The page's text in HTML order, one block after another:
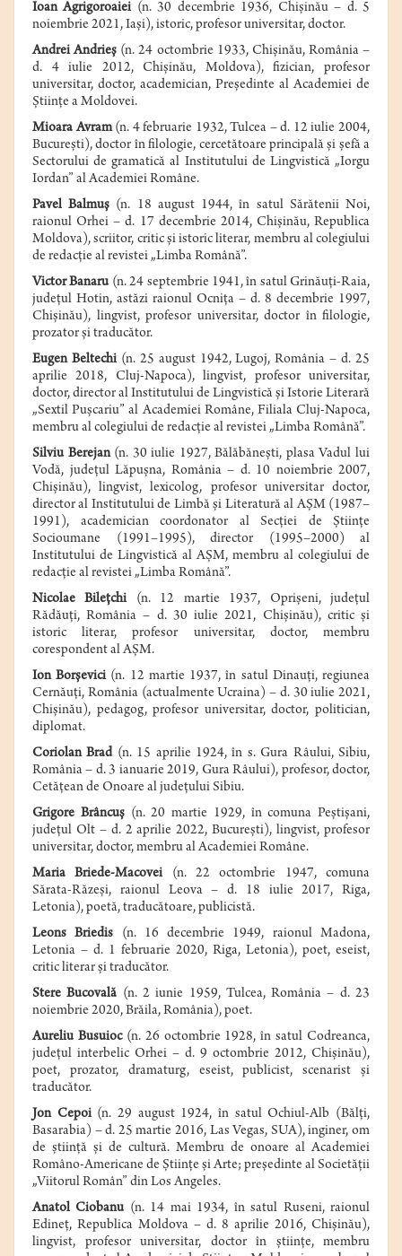
Ioan Agrigoroaiei(n. 30 decembrie 1936, Chişinău – d. 5
noiembrie 2021, Iaşi), istoric, profesor universitar, doctor.
Andrei Andrieş (n. 24 octombrie 1933, Chişinău, România –
d. 4 iulie 2012, Chişinău, Moldova), fizician, profesor
universitar, doctor, academician, Preşedinte al Academiei de
Ştiinţe a Moldovei.
Mioara Avram(n. 4 februarie 1932, Tulcea – d. 12 iulie 2004,
București), doctor în filologie, cercetătoare principală și șefă a
Sectorului de gramatică al Institutului de Lingvistică „Iorgu
Iordan” al Academiei Române.
Pavel Balmuş (n. 18 august 1944, în satul Sărătenii Noi,
raionul Orhei – d. 17 decembrie 2014, Chişinău, Republica
Moldova), scriitor, critic şi istoric literar, membru al colegiului
de redacție al revistei „Limba Română”.
Victor Banaru (n. 24 septembrie 1941, în satul Grinăuţi-Raia,
judeţul Hotin, astăzi raionul Ocniţa – d. 8 decembrie 1997,
Chişinău), lingvist, profesor universitar, doctor în filologie,
prozator şi traducător.
Eugen Beltechi(n. 25 august 1942, Lugoj, România – d. 25
aprilie 2018, Cluj-Napoca), lingvist, profesor universitar,
doctor, director al Institutului de Lingvistică şi Istorie Literară
„Sextil Puşcariu” al Academiei Române, Filiala Cluj-Napoca,
membru al colegiului de redacţie al revistei „Limba Română”.
Silviu Berejan(n. 30 iulie 1927, Bălăbăneşti, plasa Vadul lui
Vodă, judeţul Lăpuşna, România – d. 10 noiembrie 2007,
Chişinău), lingvist, lexicolog, profesor universitar doctor,
director al Institutului de Limbă şi Literatură al AŞM (1987–
1991), academician coordonator al Secţiei de Ştiinţe
Socioumane (1991–1995), director (1995–2000) al
Institutului de Lingvistică al AŞM, membru al colegiului de
redacţie al revistei „Limba Română”.
Nicolae Bileţchi(n. 12 martie 1937, Oprişeni, judeţul
Rădăuţi, România – d. 30 iulie 2021, Chişinău), critic şi
istoric literar, profesor universitar, doctor, membru
corespondent al AŞM.
Ion Borşevici(n. 12 martie 1937, în satul Dinauţi, regiunea
Cernăuţi, România (actualmente Ucraina) – d. 30 iulie 2021,
Chişinău), pedagog, profesor universitar, doctor, politician,
diplomat.
Coriolan Brad(n. 15 aprilie 1924, în s. Gura Râului, Sibiu,
România – d. 3 ianuarie 2019, Gura Râului), profesor, doctor,
Cetăţean de Onoare al judeţului Sibiu.
Grigore Brâncuş(n. 20 martie 1929, în comuna Peştişani,
judeţul Olt – d. 2 aprilie 2022, Bucureşti), lingvist, profesor
universitar, doctor, membru al Academiei Române.
Maria Briede-Macovei(n. 22 octombrie 1947, comuna
Sărata-Răzeşi, raionul Leova – d. 18 iulie 2017, Riga,
Letonia), poetă, traducătoare, publicistă.
Leons Briedis (n. 16 decembrie 1949, raionul Madona,
Letonia – d. 1 februarie 2020, Riga, Letonia), poet, eseist,
critic literar şi traducător.
Stere Bucovală (n. 2 iunie 1959, Tulcea, România – d. 23
noiembrie 2020, Brăila, România), poet.
Aureliu Busuioc (n. 26 octombrie 1928, în satul Codreanca,
judeţul interbelic Orhei – d. 9 octombrie 2012, Chişinău),
poet, prozator, dramaturg, eseist, publicist, scenarist şi
traducător.
Jon Cepoi(n. 29 august 1924, în satul Ochiul-Alb (Bălţi,
Basarabia) – d. 25 martie 2016, Las Vegas, SUA), inginer, om
de ştiinţă şi de cultură. Membru de onoare al Academiei
Româno-Americane de Ştiinţe şi Arte; preşedinte al Societăţii
„Viitorul Român” din Los Angeles.
Anatol Ciobanu (n. 14 mai 1934, în satul Ruseni, raionul
Edineţ, Republica Moldova – d. 8 aprilie 2016, Chişinău),
lingvist, profesor universitar, doctor în ştiinţe, membru